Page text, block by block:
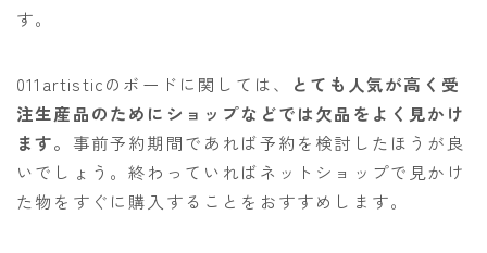
JONES
K2
MOSS
NIDECKER
す。
011artisticのボードに関しては、
とても人気が高く受
注生産品のためにショップなどでは欠品をよく見かけ
ます。 事前予約期間であれば予約を検討したほうが良
いでしょう。終わっていればネットショップで見かけ
た物をすぐに購入することをおすすめします。